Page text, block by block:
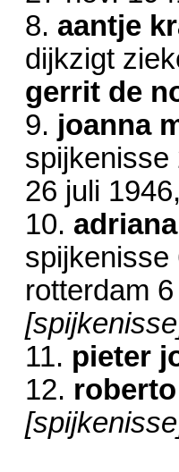
8. aantje
dijkzigt
gerrit de
9. joanna
spijkenisse
26 juli 1946
10.
spijkenisse
rotterdam
11. pieter
12.